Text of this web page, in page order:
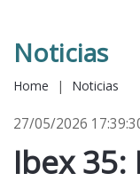
Noticias
Home | Noticias
27/05/2026
Ibex 35: